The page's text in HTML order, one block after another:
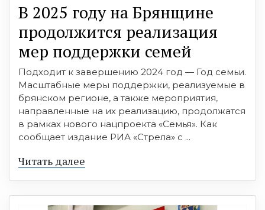
В 2025 году на Брянщине
продолжится реализация
мер поддержки семей
Подходит к завершению 2024 год — Год семьи.
Масштабные меры поддержки, реализуемые в
брянском регионе, а также мероприятия,
направленные на их реализацию, продолжатся
в рамках нового нацпроекта «Семья». Как
сообщает издание РИА «Стрела» с ...
Читать далее